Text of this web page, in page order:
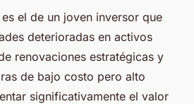
el de un joven inversor que
deterioradas en activos
renovaciones estratégicas y
de bajo costo pero alto
significativamente el valor